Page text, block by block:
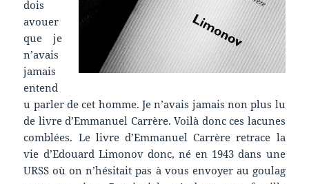
dois
avouer
que je
n’avais
jamais
entend
u parler de cet homme. Je n’avais jamais non plus lu
de livre d’Emmanuel Carrère. Voilà donc ces lacunes
comblées. Le livre d’Emmanuel Carrère retrace la
vie d’Edouard Limonov donc, né en 1943 dans une
URSS où on n’hésitait pas à vous envoyer au goulag